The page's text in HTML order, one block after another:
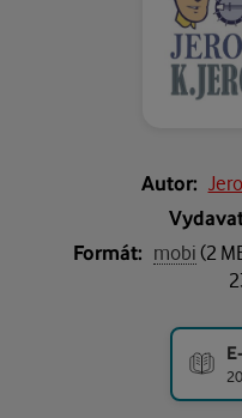
Autor:
Formát: mobi(2